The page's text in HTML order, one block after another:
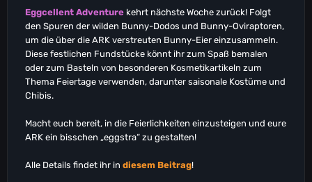
Eggcellent Adventure kehrt nächste Woche zurück! Folgt
den Spuren der wilden Bunny-Dodos und Bunny-Oviraptoren,
um die über die ARK verstreuten Bunny-Eier einzusammeln.
Diese festlichen Fundstücke könnt ihr zum Spaß bemalen
oder zum Basteln von besonderen Kosmetikartikeln zum
Thema Feiertage verwenden, darunter saisonale Kostüme und
Chibis.
Macht euch bereit, in die Feierlichkeiten einzusteigen und eure
ARK ein bisschen „eggstra“ zu gestalten!
Alle Details findet ihr in diesem Beitrag!